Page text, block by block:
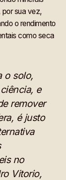
por sua vez,
o rendimento
como seca
o solo,
e
remover
é justo
no
Vitorio,